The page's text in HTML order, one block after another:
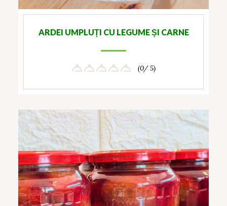
ARDEI UMPLUȚI CU LEGUME ȘI CARNE
(0/ 5)